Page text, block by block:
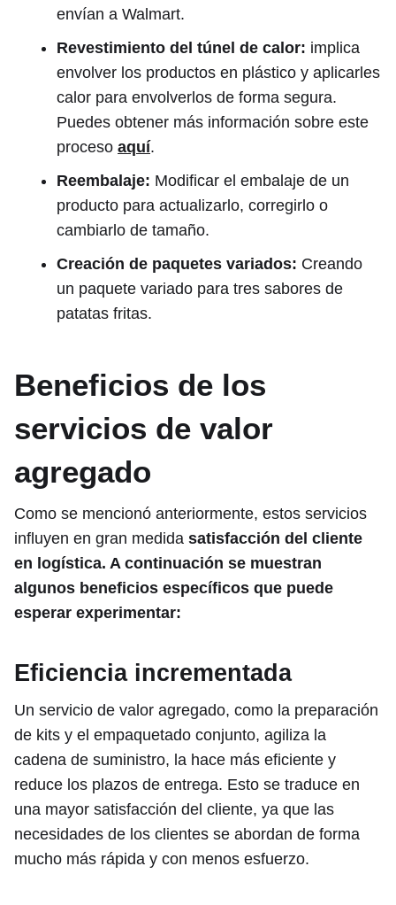
envían a Walmart.
Revestimiento del túnel de calor: implica
envolver los productos en plástico y aplicarles
calor para envolverlos de forma segura.
Puedes obtener más información sobre este
proceso aquí.
Reembalaje: Modificar el embalaje de un
producto para actualizarlo, corregirlo o
cambiarlo de tamaño.
Creación de paquetes variados: Creando
un paquete variado para tres sabores de
patatas fritas.
Beneficios de los
servicios de valor
agregado
Como se mencionó anteriormente, estos servicios
influyen en gran medida satisfacción del cliente
en logística. A continuación se muestran
algunos beneficios específicos que puede
esperar experimentar:
Eficiencia incrementada
Un servicio de valor agregado, como la preparación
de kits y el empaquetado conjunto, agiliza la
cadena de suministro, la hace más eficiente y
reduce los plazos de entrega. Esto se traduce en
una mayor satisfacción del cliente, ya que las
necesidades de los clientes se abordan de forma
mucho más rápida y con menos esfuerzo.